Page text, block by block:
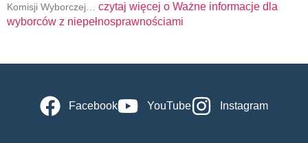
Komisji Wyborczej… czytaj więcej o Ważne informacje dla
wyborców z niepełnosprawnościami
Facebook YouTube Instagram